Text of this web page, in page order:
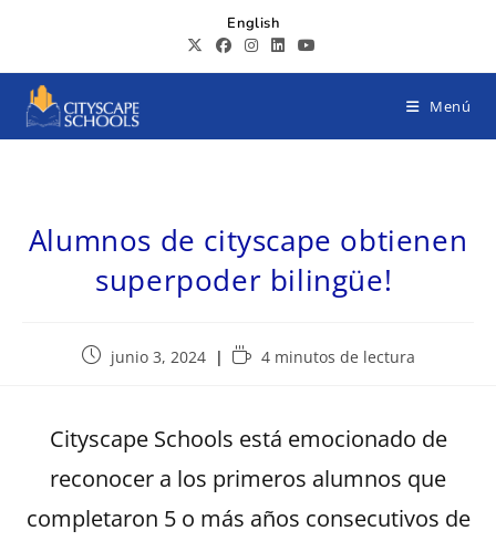
English
Menú
Alumnos de cityscape obtienen
superpoder bilingüe!
junio 3, 2024 4 minutos de lectura
Cityscape Schools está emocionado de
reconocer a los primeros alumnos que
completaron 5 o más años consecutivos de